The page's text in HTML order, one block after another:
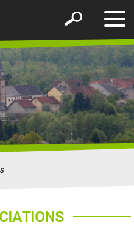
le
Afficher
formulaire
de
recherche